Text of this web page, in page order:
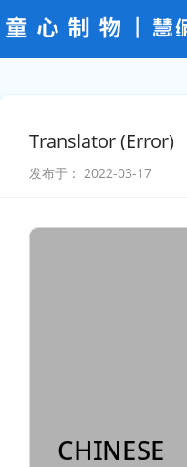
Translator (Error)
发布于： 2022-03-17